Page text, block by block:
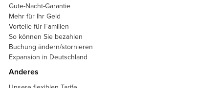
Gute-Nacht-Garantie
Mehr für Ihr Geld
Vorteile für Familien
So können Sie bezahlen
Buchung ändern/stornieren
Expansion in Deutschland
Anderes